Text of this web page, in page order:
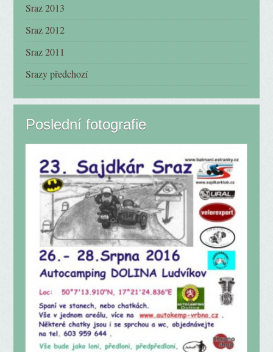
Sraz 2013
Sraz 2012
Sraz 2011
Srazy předchozí
Poslední fotografie